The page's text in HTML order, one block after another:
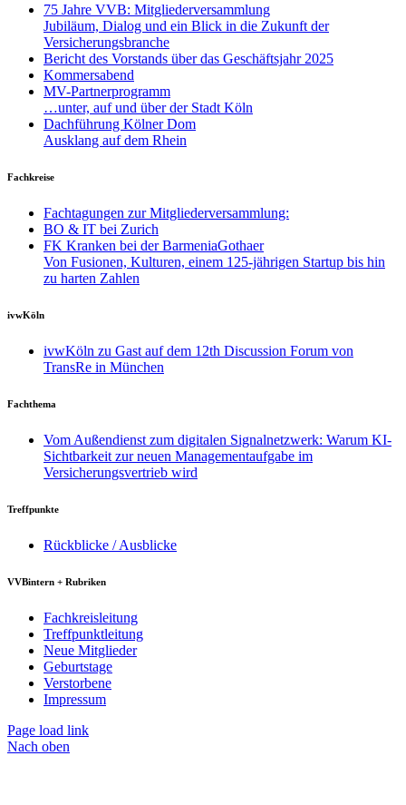
75 Jahre VVB: Mitgliederversammlung
Jubiläum, Dialog und ein Blick in die Zukunft der
Versicherungsbranche
Bericht des Vorstands über das Geschäftsjahr 2025
Kommersabend
MV-Partnerprogramm
…unter, auf und über der Stadt Köln
Dachführung Kölner Dom
Ausklang auf dem Rhein
Fachkreise
Fachtagungen zur Mitgliederversammlung:
BO & IT bei Zurich
FK Kranken bei der BarmeniaGothaer
Von Fusionen, Kulturen, einem 125-jährigen Startup bis hin
zu harten Zahlen
ivwKöln
ivwKöln zu Gast auf dem 12th Discussion Forum von
TransRe in München
Fachthema
Vom Außendienst zum digitalen Signalnetzwerk: Warum KI-
Sichtbarkeit zur neuen Managementaufgabe im
Versicherungsvertrieb wird
Treffpunkte
Rückblicke / Ausblicke
VVBintern + Rubriken
Fachkreisleitung
Treffpunktleitung
Neue Mitglieder
Geburtstage
Verstorbene
Impressum
Page load link
Nach oben